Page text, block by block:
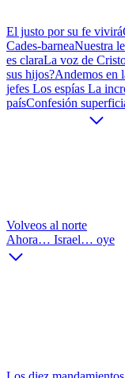
El justo por su fe vivirá
Cades-barneaNuestra
es claraLa voz de
sus hijos?Andemos en
jefes Los espías La
paísConfesión
Volveos al norte
Ahora… Israel… oye